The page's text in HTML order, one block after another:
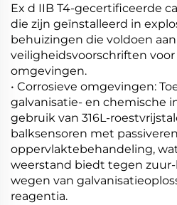
Ex d IIB T4-gecertificeerde
die zijn geïnstalleerd in
behuizingen die voldoen
veiligheidsvoorschriften
omgevingen.
• Corrosieve omgevingen:
galvanisatie- en chemische
gebruik van 316L-
balksensoren met
oppervlaktebehandeling,
weerstand biedt tegen
wegen van
reagentia.